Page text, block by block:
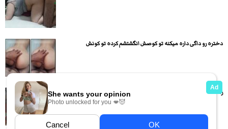
دختره رو داگی داره میکنه تو کوصش انگشتشم کرده تو کونش
زنه خوابیده و با ساک زدن آب پسره رو میاره